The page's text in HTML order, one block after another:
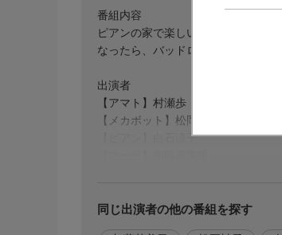
番組内容
ピアンの家で楽しいパーティをする
なったら、バッドロボをつかまえな
出演者
【アマト】村瀬歩
【メカボット】松岡禎丞
【ピアン】白石涼子
同じ出演者の他の番組を探す